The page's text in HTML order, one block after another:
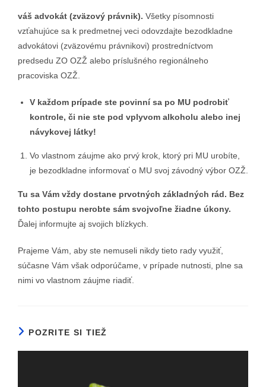
váš advokát (zväzový právnik). Všetky písomnosti
vzťahujúce sa k predmetnej veci odovzdajte bezodkladne
advokátovi (zväzovému právnikovi) prostredníctvom
predsedu ZO OZŽ alebo príslušného regionálneho
pracoviska OZŽ.
V každom prípade ste povinní sa po MU podrobiť
kontrole, či nie ste pod vplyvom alkoholu alebo inej
návykovej látky!
Vo vlastnom záujme ako prvý krok, ktorý pri MU urobíte,
je bezodkladne informovať o MU svoj závodný výbor OZŽ.
Tu sa Vám vždy dostane prvotných základných rád. Bez
tohto postupu nerobte sám svojvoľne žiadne úkony.
Ďalej informujte aj svojich blízkych.
Prajeme Vám, aby ste nemuseli nikdy tieto rady využiť,
súčasne Vám však odporúčame, v prípade nutnosti, plne sa
nimi vo vlastnom záujme riadiť.
POZRITE SI TIEŽ